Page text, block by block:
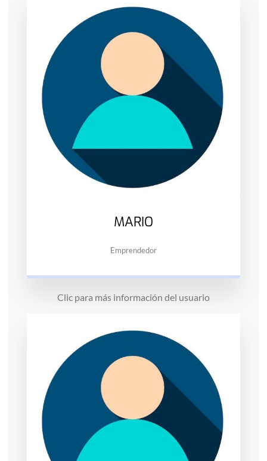
MARIO
Emprendedor
Clic para más información del usuario